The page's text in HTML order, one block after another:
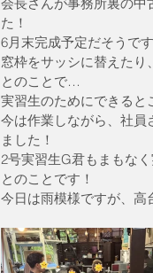
た！
6月末完成予定だそうです
窓枠をサッシに替えた
とのことで…
実習生のためにできると
今は作業しながら、社員
ました！
2号実習生G君もまもな
とのことです！
今日は雨模様ですが、高